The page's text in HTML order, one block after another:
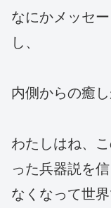
なにかメッセ
し、
内側からの癒し
わたしはね、
った兵器説を
なくなって世